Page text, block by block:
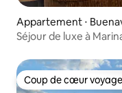
Appartement ⋅
Séjour de luxe à
Coup de cœur
Coup de cœur